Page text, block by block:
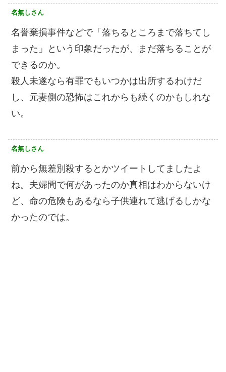
名無しさん
名誉棄損事件などで「落ちるところまで落ちてし
まった」という印象だったが、まだ落ちることが
できるのか。
殺人未遂なら有罪でもいつかは出所するわけだ
し、元妻側の恐怖はこれからも続くのかもしれな
い。
名無しさん
前から無差別殺︎するとかツイートしてましたよ
ね。夫婦間で何があったのか真相はわからないけ
ど、命の危険もあるなら子供連れて逃げるしかな
かったのでは。